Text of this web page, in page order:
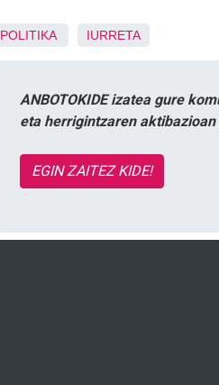
POLITIKA IURRETA
ANBOTOKIDE izatea gure
eta herrigintzaren
EGIN ZAITEZ KIDE!